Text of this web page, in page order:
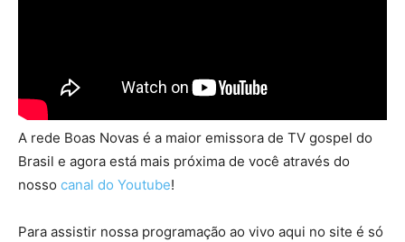
A rede Boas Novas é a maior emissora de TV gospel do
Brasil e agora está mais próxima de você através do
nosso canal do Youtube!
Para assistir nossa programação ao vivo aqui no site é só